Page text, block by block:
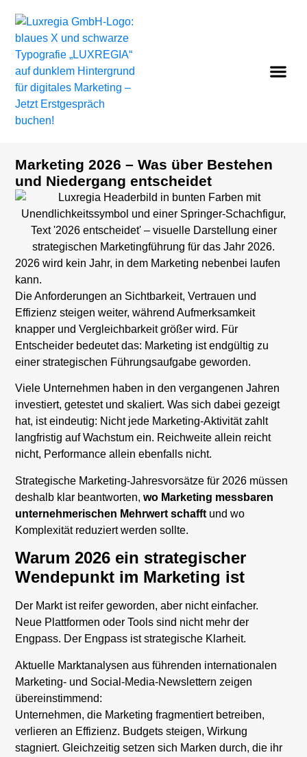
Marketing 2026 – Was über Bestehen
und Niedergang entscheidet
2026 wird kein Jahr, in dem Marketing nebenbei laufen
kann.
Die Anforderungen an Sichtbarkeit, Vertrauen und
Effizienz steigen weiter, während Aufmerksamkeit
knapper und Vergleichbarkeit größer wird. Für
Entscheider bedeutet das: Marketing ist endgültig zu
einer strategischen Führungsaufgabe geworden.
Viele Unternehmen haben in den vergangenen Jahren
investiert, getestet und skaliert. Was sich dabei gezeigt
hat, ist eindeutig: Nicht jede Marketing-Aktivität zahlt
langfristig auf Wachstum ein. Reichweite allein reicht
nicht, Performance allein ebenfalls nicht.
Strategische Marketing-Jahresvorsätze für 2026 müssen
deshalb klar beantworten,wo Marketing messbaren
unternehmerischen Mehrwert schafft und wo
Komplexität reduziert werden sollte.
Warum 2026 ein strategischer
Wendepunkt im Marketing ist
Der Markt ist reifer geworden, aber nicht einfacher.
Neue Plattformen oder Tools sind nicht mehr der
Engpass. Der Engpass ist strategische Klarheit.
Aktuelle Marktanalysen aus führenden internationalen
Marketing- und Social-Media-Newslettern zeigen
übereinstimmend:
Unternehmen, die Marketing fragmentiert betreiben,
verlieren an Effizienz. Budgets steigen, Wirkung
stagniert. Gleichzeitig setzen sich Marken durch, die ihr